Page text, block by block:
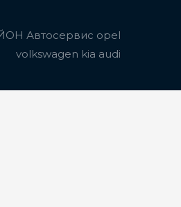
Автосервис opel
volkswagen kia audi